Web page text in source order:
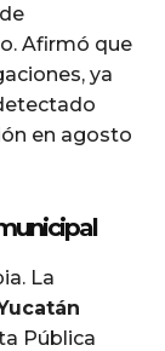
Afirmó que
ya
en agosto
La
Pública